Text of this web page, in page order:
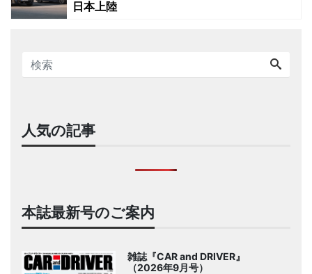
日本上陸
人気の記事
本誌最新号のご案内
雑誌『CAR and DRIVER』
（2026年9月号）